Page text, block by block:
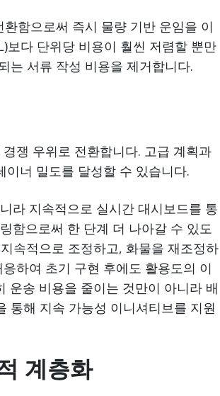
함으로써 즉시 물량 기반 운임을 이
보다 단위당 비용이 훨씬 저렴할 뿐만
는 서류 작성 비용을 제거합니다.
쟁 우위로 전환합니다. 고급 계획과
너 밀도를 달성할 수 있습니다.
라 지속적으로 실시간 대시보드를 통
함으로써 한 단계 더 나아갈 수 있도
속적으로 조정하고, 화물을 재조정하
하여 초기 구현 후에도 활용도의 이
운송 비용을 줄이는 것만이 아니라 배
통해 지속 가능성 이니셔티브를 지원
계층화